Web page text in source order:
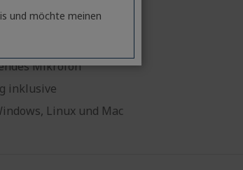
fps
Mikrofon
inklusive
Linux und Mac
und möchte meinen